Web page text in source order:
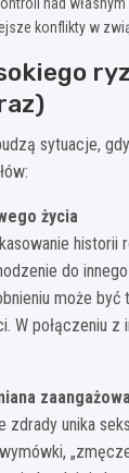
konflikty w
sytuacje,
życia
kasowanie
do
może
W połączeniu z
zdrady unika